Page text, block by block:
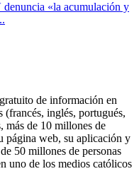
«la acumulación y
de información en
inglés, portugués,
más de 10 millones de
página web, su aplicación y
50 millones de personas
uno de los medios católicos